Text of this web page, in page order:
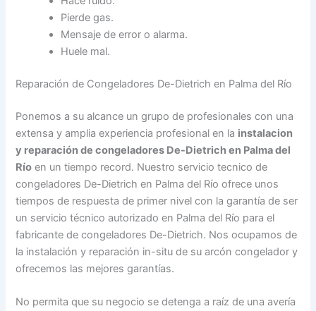
Pierde gas.
Mensaje de error o alarma.
Huele mal.
Reparación de Congeladores De-Dietrich en Palma del Río
Ponemos a su alcance un grupo de profesionales con una
extensa y amplia experiencia profesional en la instalacion
y reparación de congeladores De-Dietrich en Palma del
Río en un tiempo record. Nuestro servicio tecnico de
congeladores De-Dietrich en Palma del Río ofrece unos
tiempos de respuesta de primer nivel con la garantía de ser
un servicio técnico autorizado en Palma del Río para el
fabricante de congeladores De-Dietrich. Nos ocupamos de
la instalación y reparación in-situ de su arcón congelador y
ofrecemos las mejores garantías.
No permita que su negocio se detenga a raíz de una avería